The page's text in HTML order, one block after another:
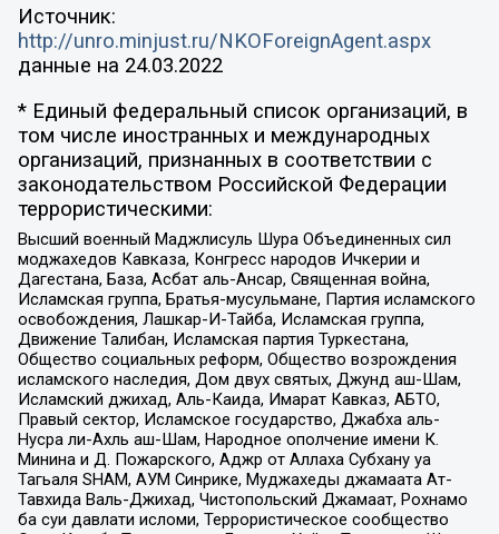
Источник:
http://unro.minjust.ru/NKOForeignAgent.aspx
данные на 24.03.2022
* Единый федеральный список организаций, в
том числе иностранных и международных
организаций, признанных в соответствии с
законодательством Российской Федерации
террористическими:
Высший военный Маджлисуль Шура Объединенных сил
моджахедов Кавказа, Конгресс народов Ичкерии и
Дагестана, База, Асбат аль-Ансар, Священная война,
Исламская группа, Братья-мусульмане, Партия исламского
освобождения, Лашкар-И-Тайба, Исламская группа,
Движение Талибан, Исламская партия Туркестана,
Общество социальных реформ, Общество возрождения
исламского наследия, Дом двух святых, Джунд аш-Шам,
Исламский джихад, Аль-Каида, Имарат Кавказ, АБТО,
Правый сектор, Исламское государство, Джабха аль-
Нусра ли-Ахль аш-Шам, Народное ополчение имени К.
Минина и Д. Пожарского, Аджр от Аллаха Субхану уа
Тагьаля SHAM, АУМ Синрике, Муджахеды джамаата Ат-
Тавхида Валь-Джихад, Чистопольский Джамаат, Рохнамо
ба суи давлати исломи, Террористическое сообщество